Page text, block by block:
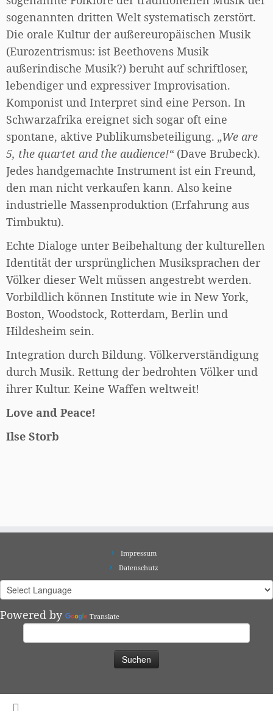
sogenannten dritten Welt systematisch zerstört.
Die orale Kultur der außereuropäischen Musik
(Eurozentrismus: ist Beethovens Musik
außerindische Musik?) beruht auf schriftloser,
lebendiger und expressiver Improvisation.
Komponist und Interpret sind eine Person. In
Schwarzafrika ereignet sich sogar oft eine
spontane, aktive Publikumsbeteiligung. „We are
5, the quartet and the audience!“(Dave Brubeck).
Jedes handgemachte Instrument ist ein Freund,
den man nicht verkaufen kann. Also keine
industrielle Massenproduktion (Erfahrung aus
Timbuktu).
Echte Dialoge unter Beibehaltung der kulturellen
Identität der ursprünglichen Musiksprachen der
Völker dieser Welt müssen angestrebt werden.
Vorbildlich können Institute wie in New York,
Boston, Woodstock, Rotterdam, Berlin und
Hildesheim sein.
Integration durch Bildung. Völkerverständigung
durch Musik. Rettung der bedrohten Völker und
ihrer Kultur. Keine Waffen weltweit!
Love and Peace!
Ilse Storb
Impressum
Datenschutz
Powered by Translate
Suchen